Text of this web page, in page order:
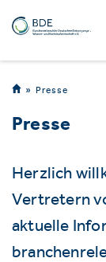
Presse
Presse
Herzlich
Vertretern
aktuelle